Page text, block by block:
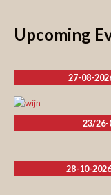
Upcoming
27-08-
23/26-
28-10-